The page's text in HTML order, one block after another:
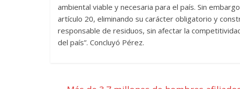
ambiental viable y necesaria para el país. Sin
artículo 20, eliminando su carácter obligatorio y
responsable de residuos, sin afectar la
del país”. Concluyó Pérez.